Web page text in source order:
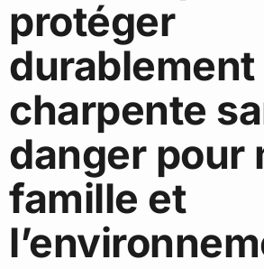
protéger
durablement
charpente
danger pour
famille et